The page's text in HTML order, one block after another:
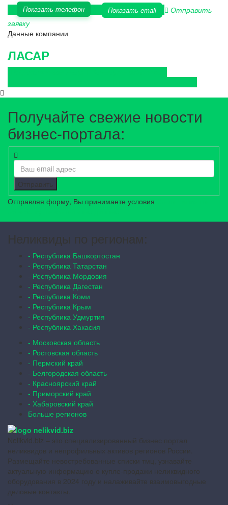
Показать телефон Показать email
Отправить
заявку
Данные компании
ЛАСАР
Получайте свежие новости
бизнес-портала:
Отправить
Отправляя форму, Вы принимаете условия
Неликвиды по регионам:
- Республика Башкортостан
- Республика Татарстан
- Республика Мордовия
- Республика Дагестан
- Республика Коми
- Республика Крым
- Республика Удмуртия
- Республика Хакасия
- Московская область
- Ростовская область
- Пермский край
- Белгородская область
- Красноярский край
- Приморский край
- Хабаровский край
Больше регионов
Nelikvid.biz – это специализированный бизнес портал
неликвидов и непрофильных активов регионов России.
Размещайте невостребованные списки тмц, узнавайте
актуальную информацию о купле-продажи неликвидного
оборудования в 2024 году и налаживайте взаимовыгодные
деловые контакты.